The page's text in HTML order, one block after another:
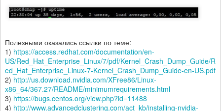
Полезными оказались ссылки по теме:
1) https://access.redhat.com/documentation/en-
US/Red_Hat_Enterprise_Linux/7/pdf/Kernel_Crash_Dump_Guide/R
ed_Hat_Enterprise_Linux-7-Kernel_Crash_Dump_Guide-en-US.pdf
2) http://us.download.nvidia.com/XFree86/Linux-
x86_64/367.27/README/minimumrequirements.html
3) https://bugs.centos.org/view.php?id=11488
4) http://www.advancedclustering.com/act_kb/installing-nvidia-